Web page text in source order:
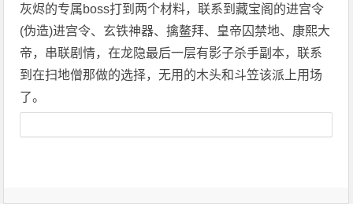
灰烬的专属boss打到两个材料，联系到藏宝阁的进宫令
(伪造)进宫令、玄铁神器、擒鳌拜、皇帝囚禁地、康熙大
帝，串联剧情，在龙隐最后一层有影子杀手副本，联系
到在扫地僧那做的选择，无用的木头和斗笠该派上用场
了。